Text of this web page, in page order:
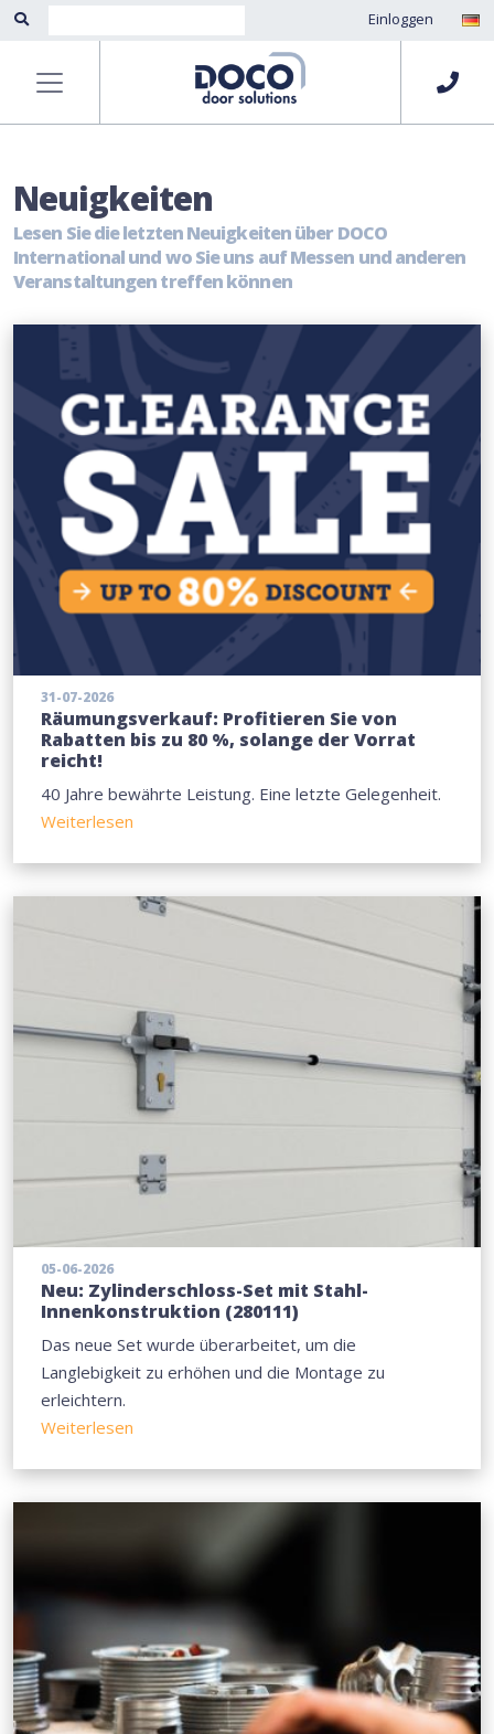
Einloggen
Neuigkeiten
Lesen Sie die letzten Neuigkeiten über DOCO
International und wo Sie uns auf Messen und anderen
Veranstaltungen treffen können
31-07-2026
Räumungsverkauf: Profitieren Sie von
Rabatten bis zu 80 %, solange der Vorrat
reicht!
40 Jahre bewährte Leistung. Eine letzte Gelegenheit.
Weiterlesen
05-06-2026
Neu: Zylinderschloss-Set mit Stahl-
Innenkonstruktion (280111)
Das neue Set wurde überarbeitet, um die
Langlebigkeit zu erhöhen und die Montage zu
erleichtern.
Weiterlesen